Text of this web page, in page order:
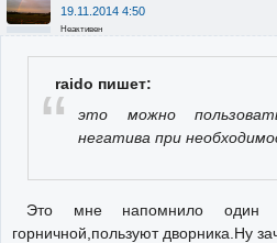
19.11.2014 4:50
Неактивен
raido пишет:
это можно
негатива при
Это мне напомнило один
горничной,пользуют дворника.Ну